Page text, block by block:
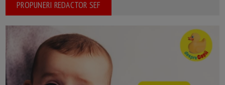
PROPUNERI REDACTOR SEF